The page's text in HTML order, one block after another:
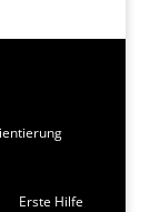
Erste Hilfe